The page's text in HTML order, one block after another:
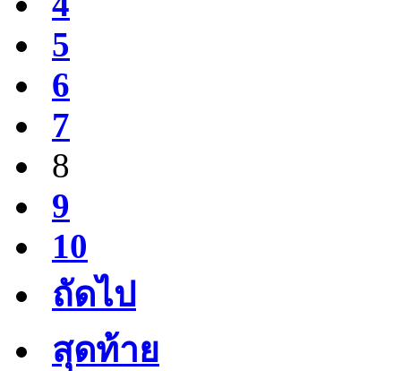
5
6
7
8
9
10
ถัดไป
สุดท้าย